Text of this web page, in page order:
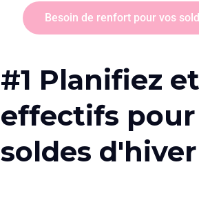
Besoin de renfort pour vos
#1 Planifiez
effectifs
soldes d'hiver